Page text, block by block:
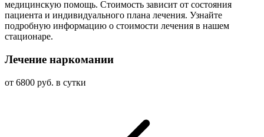
медицинскую помощь. Стоимость зависит от состояния
пациента и индивидуального плана лечения. Узнайте
подробную информацию о стоимости лечения в нашем
стационаре.
Лечение наркомании
от 6800 руб. в сутки